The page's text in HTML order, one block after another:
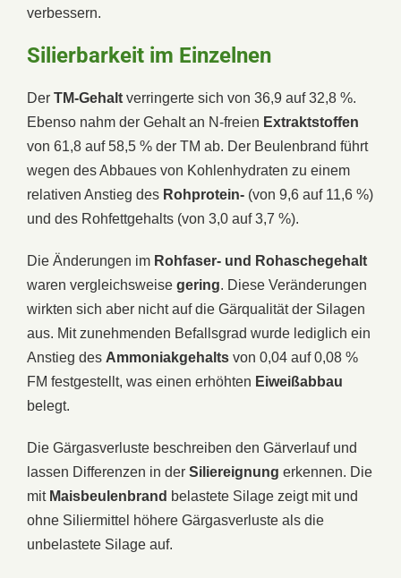
verbessern.
Silierbarkeit im Einzelnen
Der TM-Gehalt verringerte sich von 36,9 auf 32,8 %.
Ebenso nahm der Gehalt an N-freien Extraktstoffen
von 61,8 auf 58,5 % der TM ab. Der Beulenbrand führt
wegen des Abbaues von Kohlenhydraten zu einem
relativen Anstieg des Rohprotein- (von 9,6 auf 11,6 %)
und des Rohfettgehalts (von 3,0 auf 3,7 %).
Die Änderungen im Rohfaser- und Rohaschegehalt
waren vergleichsweise gering. Diese Veränderungen
wirkten sich aber nicht auf die Gärqualität der Silagen
aus. Mit zunehmenden Befallsgrad wurde lediglich ein
Anstieg des Ammoniakgehalts von 0,04 auf 0,08 %
FM festgestellt, was einen erhöhten Eiweißabbau
belegt.
Die Gärgasverluste beschreiben den Gärverlauf und
lassen Differenzen in der Siliereignung erkennen. Die
mit Maisbeulenbrand belastete Silage zeigt mit und
ohne Siliermittel höhere Gärgasverluste als die
unbelastete Silage auf.